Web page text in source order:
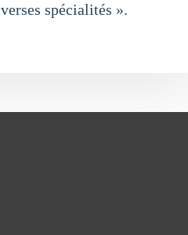
spécialités ».